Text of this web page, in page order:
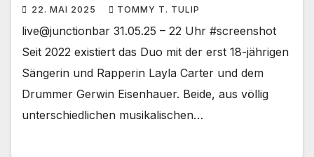
#berlindrumdays
22. MAI 2025 TOMMY T. TULIP
live@junctionbar 31.05.25 – 22 Uhr #screenshot
Seit 2022 existiert das Duo mit der erst 18-jährigen
Sängerin und Rapperin Layla Carter und dem
Drummer Gerwin Eisenhauer. Beide, aus völlig
unterschiedlichen musikalischen…